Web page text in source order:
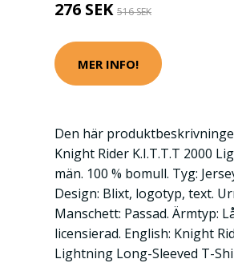
276 SEK 516 SEK
MER INFO!
Den här
Knight Rider K.I.T.T.T 2000
män. 100 % bomull. Tyg:
Design: Blixt, logotyp, text.
Manschett: Passad. Ärmtyp:
licensierad. English: Knight
Lightning Long-Sleeved T-